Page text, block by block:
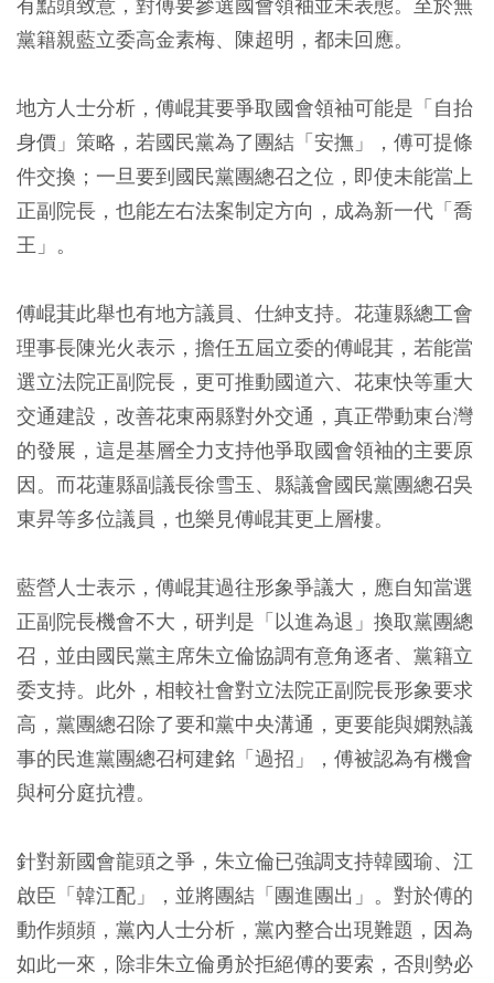
黨籍親藍立委高金素梅、陳超明，都未回應。
地方人士分析，傅崐萁要爭取國會領袖可能是「自抬
身價」策略，若國民黨為了團結「安撫」，傅可提條
件交換；一旦要到國民黨團總召之位，即使未能當上
正副院長，也能左右法案制定方向，成為新一代「喬
王」。
傅崐萁此舉也有地方議員、仕紳支持。花蓮縣總工會
理事長陳光火表示，擔任五屆立委的傅崐萁，若能當
選立法院正副院長，更可推動國道六、花東快等重大
交通建設，改善花東兩縣對外交通，真正帶動東台灣
的發展，這是基層全力支持他爭取國會領袖的主要原
因。而花蓮縣副議長徐雪玉、縣議會國民黨團總召吳
東昇等多位議員，也樂見傅崐萁更上層樓。
藍營人士表示，傅崐萁過往形象爭議大，應自知當選
正副院長機會不大，研判是「以進為退」換取黨團總
召，並由國民黨主席朱立倫協調有意角逐者、黨籍立
委支持。此外，相較社會對立法院正副院長形象要求
高，黨團總召除了要和黨中央溝通，更要能與嫻熟議
事的民進黨團總召柯建銘「過招」，傅被認為有機會
與柯分庭抗禮。
針對新國會龍頭之爭，朱立倫已強調支持韓國瑜、江
啟臣「韓江配」，並將團結「團進團出」。對於傅的
動作頻頻，黨內人士分析，黨內整合出現難題，因為
如此一來，除非朱立倫勇於拒絕傅的要索，否則勢必